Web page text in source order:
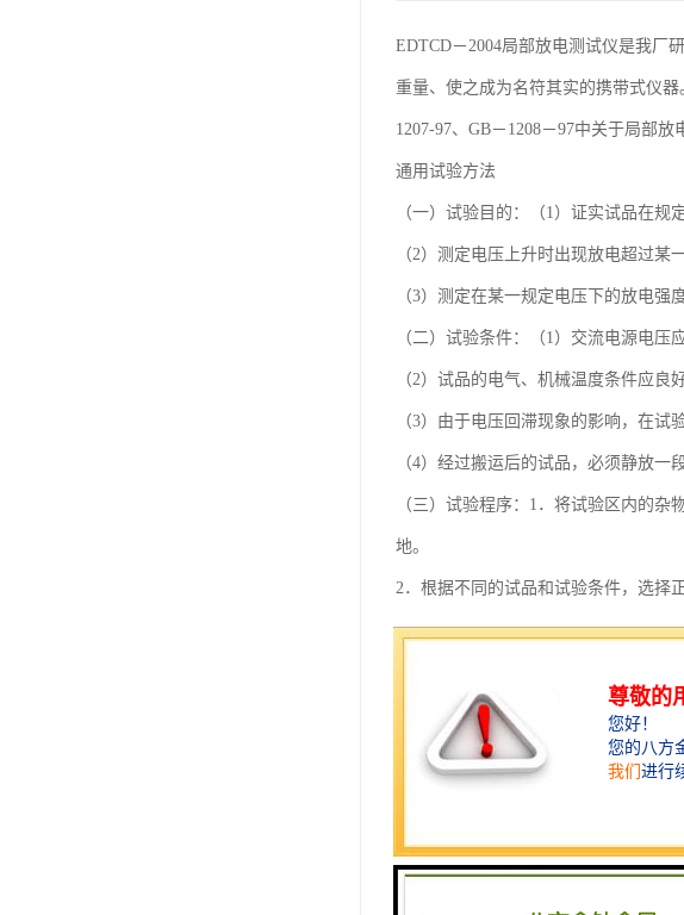
EDTCD－2004局部放电测试仪是我厂
重量、使之成为名符其实的携带式仪
1207-97、GB－1208－97中关于局部
通用试验方法
（一）试验目的：（1）证实试品在规
（2）测定电压上升时出现放电超过
（3）测定在某一规定电压下的放电强度
（二）试验条件：（1）交流电源电压
（2）试品的电气、机械温度条件应良
（3）由于电压回滞现象的影响，在
（4）经过搬运后的试品，必须静放一
（三）试验程序：1．将试验区内的
地。
2．根据不同的试品和试验条件，选择
3．对所选择的测试回路用视在放电量
H=UoCo/K值。校正完毕后，测试仪
时将视在放电量校准品击穿而使高压线
（四）注意事项：1．在试验开始加
2．对于连接线应避免将暴露在外，屏
3．试验完毕后，应对整个测试系统